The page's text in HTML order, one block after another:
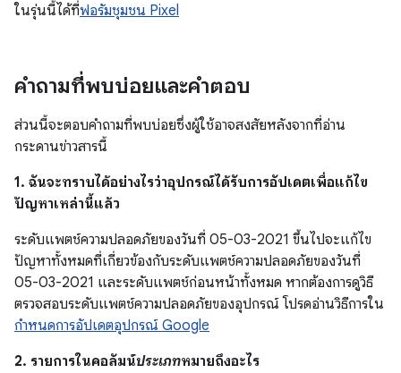
ในรุ่นนี้ได้ที่ฟอรัมชุมชน Pixel
คำถามที่พบบ่อยและคำตอบ
ส่วนนี้จะตอบคำถามที่พบบ่อยซึ่งผู้ใช้อาจสงสัยหลังจากที่อ่าน
กระดานข่าวสารนี้
1. ฉันจะทราบได้อย่างไรว่าอุปกรณ์ได้รับการอัปเดตเพื่อแก้ไข
ปัญหาเหล่านี้แล้ว
ระดับแพตช์ความปลอดภัยของวันที่ 05-03-2021 ขึ้นไปจะแก้ไข
ปัญหาทั้งหมดที่เกี่ยวข้องกับระดับแพตช์ความปลอดภัยของวันที่
05-03-2021 และระดับแพตช์ก่อนหน้าทั้งหมด หากต้องการดูวิธี
ตรวจสอบระดับแพตช์ความปลอดภัยของอุปกรณ์ โปรดอ่านวิธีการใน
กำหนดการอัปเดตอุปกรณ์ Google
2. รายการในคอลัมน์ประเภทหมายถึงอะไร